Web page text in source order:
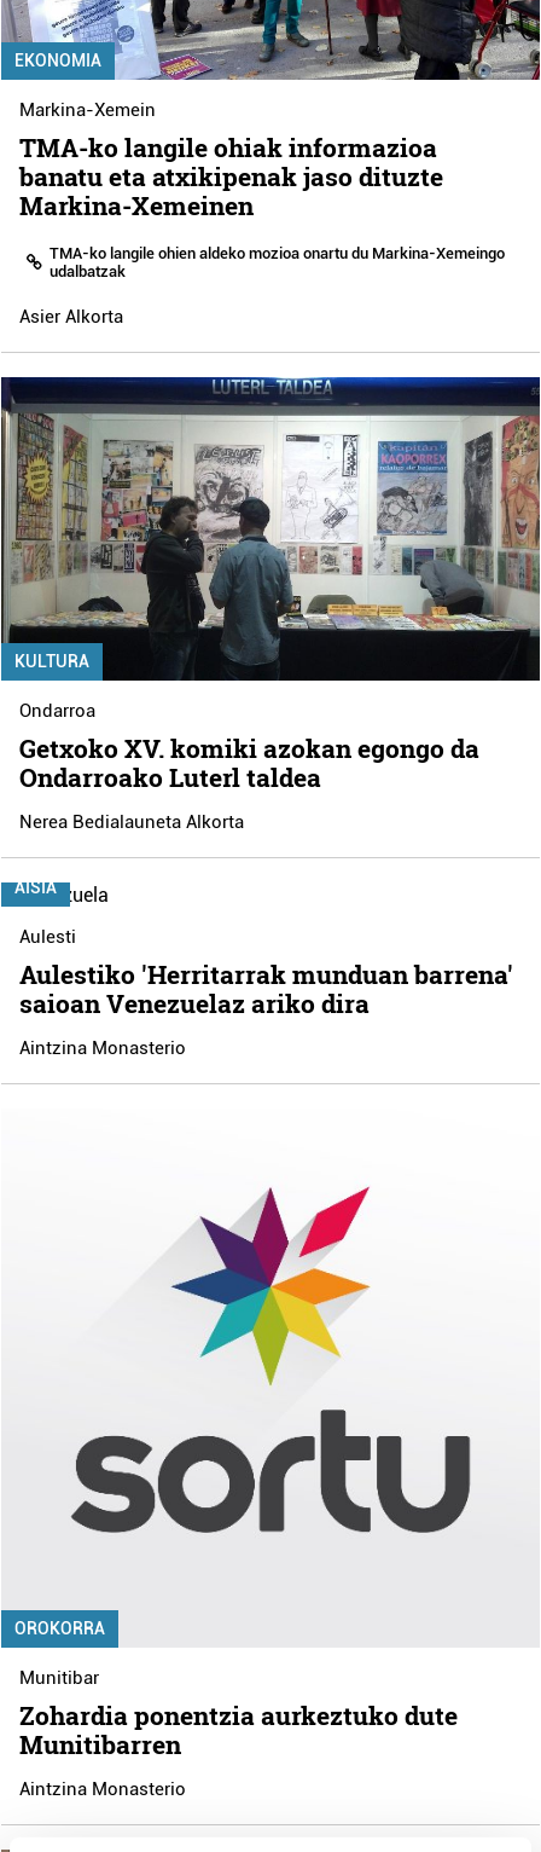
EKONOMIA
Markina-Xemein
TMA-ko langile ohiak informazioa
banatu eta atxikipenak jaso dituzte
Markina-Xemeinen
TMA-ko langile ohien aldeko mozioa onartu du Markina-Xemeingo
udalbatzak
Asier Alkorta
KULTURA
Ondarroa
Getxoko XV. komiki azokan egongo da
Ondarroako Luterl taldea
Nerea Bedialauneta Alkorta
AISIA
Aulesti
Aulestiko 'Herritarrak munduan barrena'
saioan Venezuelaz ariko dira
Aintzina Monasterio
OROKORRA
Munitibar
Zohardia ponentzia aurkeztuko dute
Munitibarren
Aintzina Monasterio